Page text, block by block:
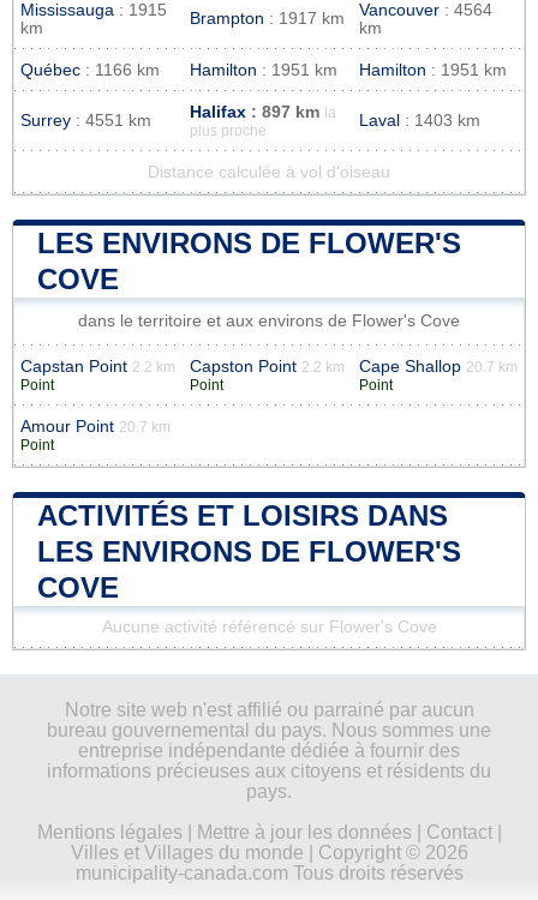
Mississauga : 1915
km
Brampton : 1917 km Vancouver : 4564
km
Québec : 1166 km Hamilton : 1951 km Hamilton : 1951 km
Surrey : 4551 km Halifax : 897 km
la
plus proche
Laval : 1403 km
Distance calculée à vol d'oiseau
LES ENVIRONS DE FLOWER'S
COVE
dans le territoire et aux environs de Flower's Cove
Capstan Point 2.2 km
Point
Capston Point 2.2 km
Point
Cape Shallop 20.7 km
Point
Amour Point 20.7 km
Point
ACTIVITÉS ET LOISIRS DANS
LES ENVIRONS DE FLOWER'S
COVE
Aucune activité référencé sur Flower's Cove
Notre site web n'est affilié ou parrainé par aucun
bureau gouvernemental du pays. Nous sommes une
entreprise indépendante dédiée à fournir des
informations précieuses aux citoyens et résidents du
pays.
Mentions légales| Mettre à jour les données| Contact|
Villes et Villages du monde | Copyright © 2026
municipality-canada.com Tous droits réservés